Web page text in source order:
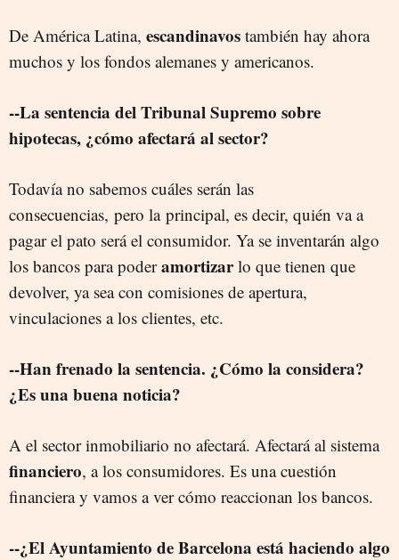
De América Latina, escandinavos también hay ahora
muchos y los fondos alemanes y americanos.
--La sentencia del Tribunal Supremo sobre
hipotecas, ¿cómo afectará al sector?
Todavía no sabemos cuáles serán las
consecuencias, pero la principal, es decir, quién va a
pagar el pato será el consumidor. Ya se inventarán algo
los bancos para poderamortizarlo que tienen que
devolver, ya sea con comisiones de apertura,
vinculaciones a los clientes, etc.
--Han frenado la sentencia. ¿Cómo la considera?
¿Es una buena noticia?
A el sector inmobiliario no afectará. Afectará al sistema
financiero, a los consumidores. Es una cuestión
financiera y vamos a ver cómo reaccionan los bancos.
--¿El Ayuntamiento de Barcelona está haciendo algo